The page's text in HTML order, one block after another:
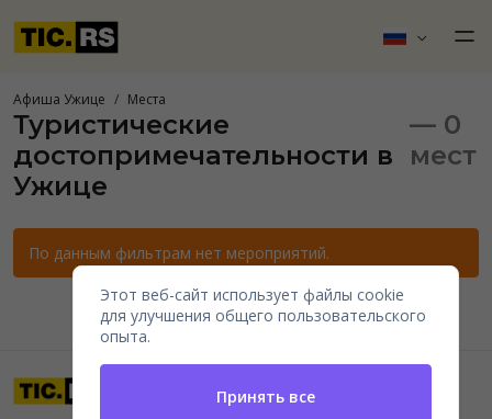
Афиша Ужице Места
Туристические
достопримечательности в
Ужице
— 0
мест
По данным фильтрам нет мероприятий.
Этот веб-сайт использует файлы cookie
для улучшения общего пользовательского
опыта.
Принять все